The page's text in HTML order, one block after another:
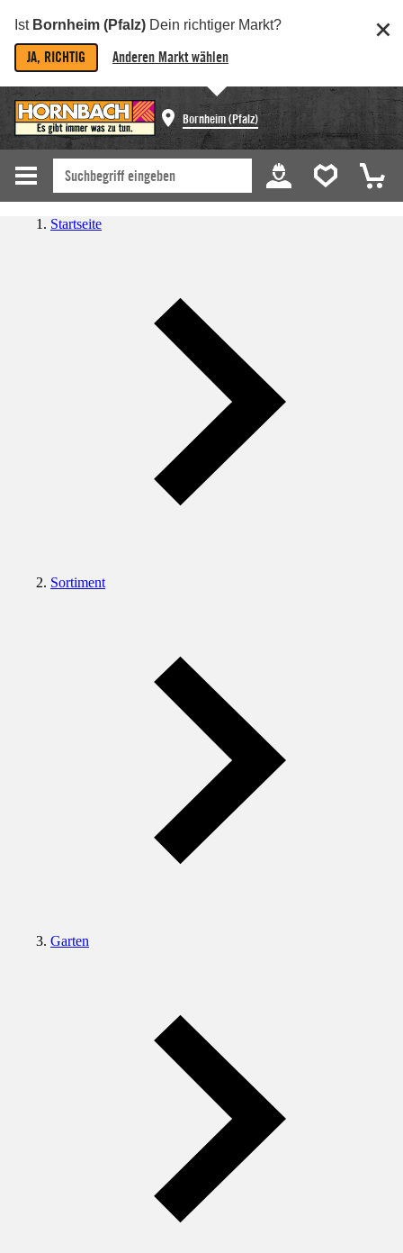
Ist Bornheim (Pfalz) Dein richtiger Markt?
JA, RICHTIG Anderen Markt wählen
Bornheim (Pfalz)
Startseite
Sortiment
Garten